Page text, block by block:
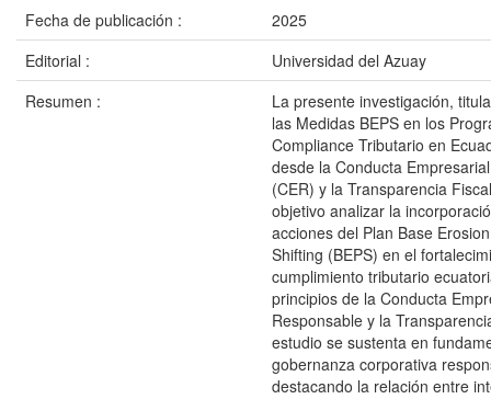
Fecha de publicación :
2025
Editorial :
Universidad del Azuay
Resumen :
La presente investigación,
las Medidas BEPS en los
Compliance Tributario en
desde la Conducta
(CER) y la Transparencia
objetivo analizar la
acciones del Plan Base
Shifting (BEPS) en el
cumplimiento tributario
principios de la Conducta
Responsable y la
estudio se sustenta en
gobernanza corporativa
destacando la relación entre